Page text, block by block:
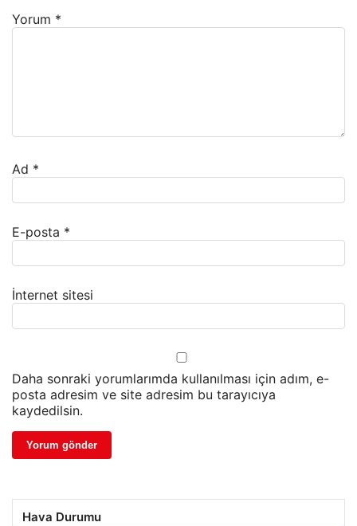
Yorum *
Ad *
E-posta *
İnternet sitesi
Daha sonraki yorumlarımda kullanılması için adım, e-
posta adresim ve site adresim bu tarayıcıya
kaydedilsin.
Hava Durumu